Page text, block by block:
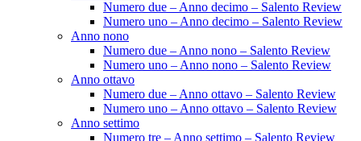
Numero due – Anno decimo – Salento Review
Numero uno – Anno decimo – Salento Review
Anno nono
Numero due – Anno nono – Salento Review
Numero uno – Anno nono – Salento Review
Anno ottavo
Numero due – Anno ottavo – Salento Review
Numero uno – Anno ottavo – Salento Review
Anno settimo
Numero tre – Anno settimo – Salento Review